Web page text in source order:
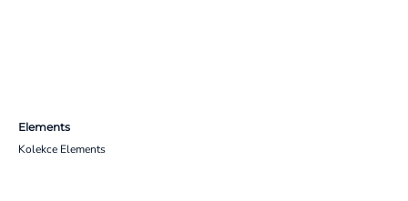
Elements
Kolekce Elements